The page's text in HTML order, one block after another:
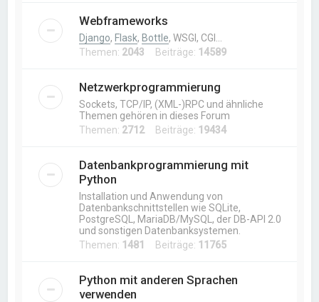
Webframeworks
Django, Flask, Bottle, WSGI, CGI…
Themen: 2043 Beiträge: 14589
Netzwerkprogrammierung
Sockets, TCP/IP, (XML-)RPC und ähnliche
Themen gehören in dieses Forum
Themen: 2712Beiträge: 19434
Datenbankprogrammierung mit
Python
Installation und Anwendung von
Datenbankschnittstellen wie SQLite,
PostgreSQL, MariaDB/MySQL, der DB-API 2.0
und sonstigen Datenbanksystemen.
Themen: 1481 Beiträge: 11765
Python mit anderen Sprachen
verwenden